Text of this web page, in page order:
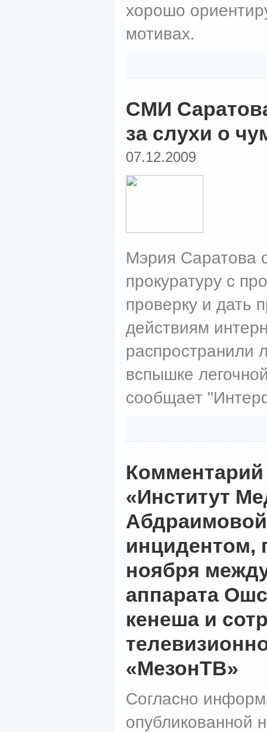
хорошо
мотивах.
СМИ
за слухи о
07.12.2009
Мэрия Саратова
прокуратуру с
проверку и дать
действиям
вспышке
сообщает
«Институт
инцидентом,
ноября
аппарата
кенеша и
«МезонТВ»
Согласно
опубликованной